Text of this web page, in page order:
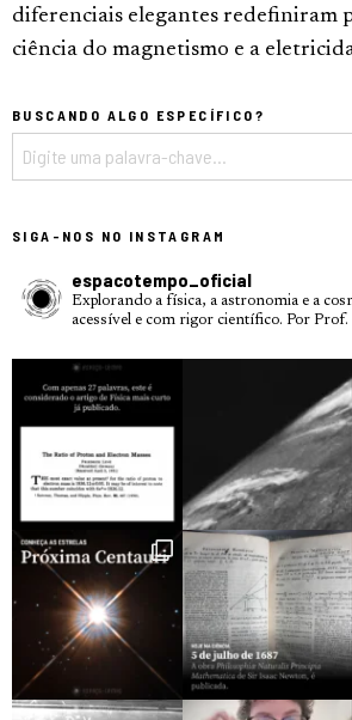
diferenciais elegantes redefiniram
ciência do magnetismo e a
BUSCANDO ALGO ESPECÍFICO?
SIGA-NOS NO INSTAGRAM
espacotempo_oficial
Explorando a física, a astronomia e a
acessível e com rigor científico. Por Prof.